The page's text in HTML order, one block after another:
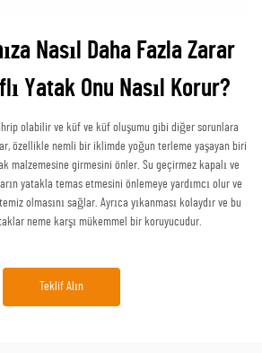
Nasıl Daha Fazla Zarar
Yatak Onu Nasıl Korur?
olabilir ve küf ve küf oluşumu gibi diğer sorunlara
özellikle nemli bir iklimde yoğun terleme yaşayan biri
malzemesine girmesini önler. Su geçirmez kapalı ve
yatakla temas etmesini önlemeye yardımcı olur ve
olmasını sağlar. Ayrıca yıkanması kolaydır ve bu
neme karşı mükemmel bir koruyucudur.
Teklif Alın